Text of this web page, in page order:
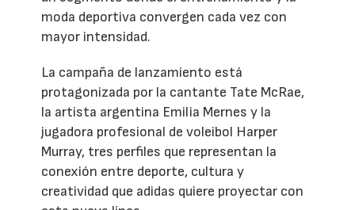
moda deportiva convergen cada vez con
mayor intensidad.
La campaña de lanzamiento está
protagonizada por la cantante Tate McRae,
la artista argentina Emilia Mernes y la
jugadora profesional de voleibol Harper
Murray, tres perfiles que representan la
conexión entre deporte, cultura y
creatividad que adidas quiere proyectar con